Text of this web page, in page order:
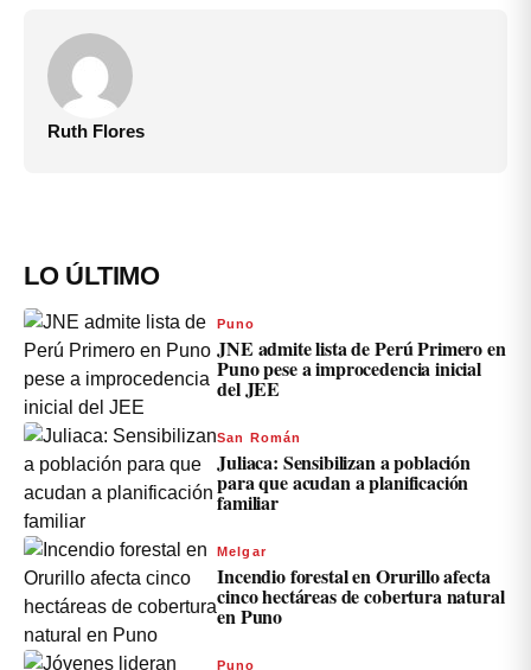
Ruth Flores
LO ÚLTIMO
Puno
JNE admite lista de Perú Primero en
Puno pese a improcedencia inicial
del JEE
San Román
Juliaca: Sensibilizan a población
para que acudan a planificación
familiar
Melgar
Incendio forestal en Orurillo afecta
cinco hectáreas de cobertura natural
en Puno
Puno